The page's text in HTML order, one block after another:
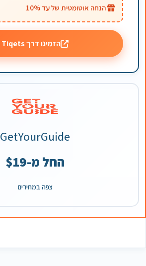
הנחה אוטומטית של עד 10%
הזמינו דרך Tiqets
GetYourGuide
החל מ-$19
צפה במחירים